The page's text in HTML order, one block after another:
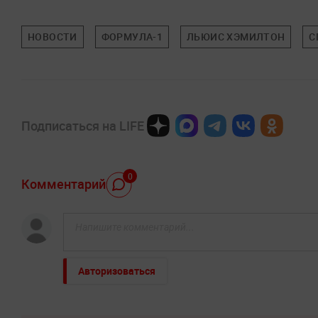
НОВОСТИ ФОРМУЛА-1 ЛЬЮИС ХЭМИЛТОН
Подписаться на LIFE
Комментарий 0
Авторизоваться